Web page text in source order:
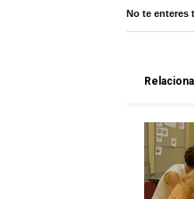
No te enteres